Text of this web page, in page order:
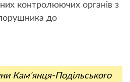
контролюючих органів з
до
Кам'янця-Подільського